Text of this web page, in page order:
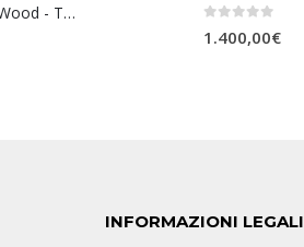
Sedia Visby Dark Wood - Tomasucci
1.400,00€
INFORMAZIONI LEGALI